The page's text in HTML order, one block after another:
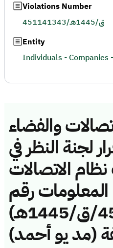
والفضاء
لجنة النظر في
الاتصالات
المعلومات رقم
(451141343/ق/1445هـ)
(مد يو أحمد)
Violations Number
451141343/ق/1445هـ
Entity
Individuals - Companies